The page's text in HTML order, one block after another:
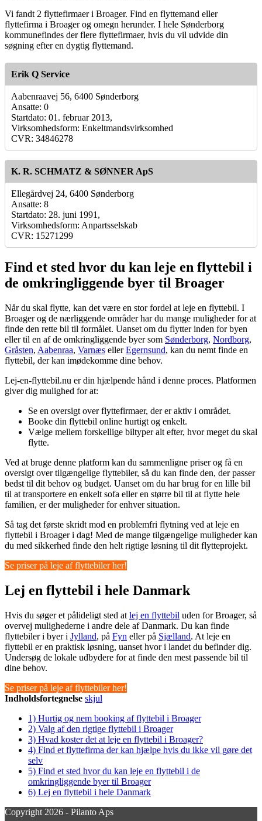
Vi fandt 2 flyttefirmaer i Broager. Find en flyttemand eller
flyttefirma i Broager og omegn herunder. I hele Sønderborg
kommunefindes der flere flyttefirmaer, hvis du vil udvide din
søgning efter en dygtig flyttemand.
Erik Q Service
Aabenraavej 56, 6400 Sønderborg
Ansatte: 0
Startdato: 01. februar 2013,
Virksomhedsform: Enkeltmandsvirksomhed
CVR: 34846278
K. R. SCHMATZ & SØNNER ApS
Ellegårdvej 24, 6400 Sønderborg
Ansatte: 8
Startdato: 28. juni 1991,
Virksomhedsform: Anpartsselskab
CVR: 15271299
Find et sted hvor du kan leje en flyttebil i
de omkringliggende byer til Broager
Når du skal flytte, kan det være en stor fordel at leje en flyttebil. I
Broager og de nærliggende områder har du mange muligheder for at
finde den rette bil til formålet. Uanset om du flytter inden for byen
eller til en af de omkringliggende byer som Sønderborg, Nordborg,
Gråsten, Aabenraa, Varnæs ellerEgernsund, kan du nemt finde en
flyttebil, der kan imødekomme dine behov.
Lej-en-flyttebil.nu er din hjælpende hånd i denne proces. Platformen
giver dig mulighed for at:
Se en oversigt over flyttefirmaer, der er aktiv i området.
Booke din flyttebil online hurtigt og enkelt.
Vælge mellem forskellige biltyper alt efter, hvor meget du skal
flytte.
Ved at bruge denne platform kan du sammenligne priser og få en
oversigt over tilgængelige flyttebiler, så du kan finde den, der passer
bedst til dit behov og budget. Uanset om du har brug for en lille bil
til at transportere en enkelt sofa eller en større bil til at flytte hele
familien, er der muligheder for enhver situation.
Så tag det første skridt mod en problemfri flytning ved at leje en
flyttebil i Broager i dag! Med de mange tilgængelige muligheder kan
du med sikkerhed finde den helt rigtige løsning til dit flytteprojekt.
Se priser på leje af flyttebiler her!
Lej en flyttebil i hele Danmark
Hvis du søger et pålideligt sted at lej en flyttebil uden for Broager, så
overvej mulighederne i andre dele af Danmark. Du kan finde
flyttebiler i byer i Jylland, på Fyn eller på Sjælland. At leje en
flyttebil er en praktisk løsning, uanset hvor i landet du befinder dig.
Undersøg de lokale udbydere for at finde den mest passende bil til
dine behov.
Se priser på leje af flyttebiler her!
Indholdsfortegnelse skjul
1) Hurtig og nem booking af flyttebil i Broager
2) Valg af den rigtige flyttebil i Broager
3) Hvad koster det at leje en flyttebil i Broager?
4) Find et flyttefirma der kan hjælpe hvis du ikke vil gøre det
selv
5) Find et sted hvor du kan leje en flyttebil i de
omkringliggende byer til Broager
6) Lej en flyttebil i hele Danmark
Copyright 2026 - Pilanto Aps